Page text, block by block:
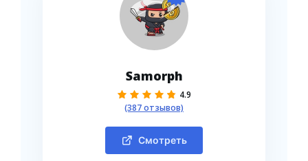
Samorph
4.9
(387 отзывов)
Смотреть